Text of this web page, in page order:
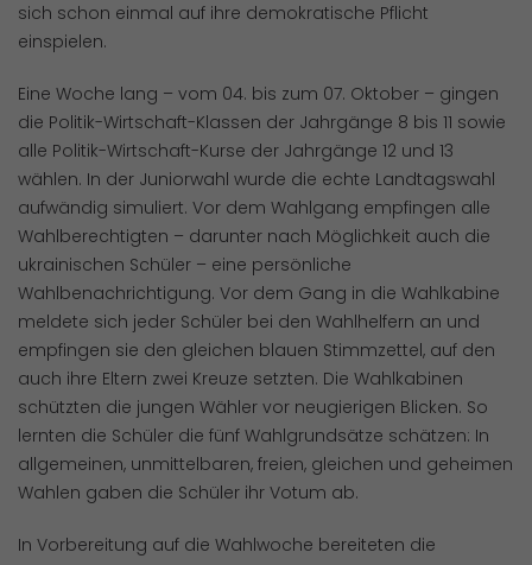
sich schon einmal auf ihre demokratische Pflicht
einspielen.
Eine Woche lang – vom 04. bis zum 07. Oktober – gingen
die Politik-Wirtschaft-Klassen der Jahrgänge 8 bis 11 sowie
alle Politik-Wirtschaft-Kurse der Jahrgänge 12 und 13
wählen. In der Juniorwahl wurde die echte Landtagswahl
aufwändig simuliert. Vor dem Wahlgang empfingen alle
Wahlberechtigten – darunter nach Möglichkeit auch die
ukrainischen Schüler – eine persönliche
Wahlbenachrichtigung. Vor dem Gang in die Wahlkabine
meldete sich jeder Schüler bei den Wahlhelfern an und
empfingen sie den gleichen blauen Stimmzettel, auf den
auch ihre Eltern zwei Kreuze setzten. Die Wahlkabinen
schützten die jungen Wähler vor neugierigen Blicken. So
lernten die Schüler die fünf Wahlgrundsätze schätzen: In
allgemeinen, unmittelbaren, freien, gleichen und geheimen
Wahlen gaben die Schüler ihr Votum ab.
In Vorbereitung auf die Wahlwoche bereiteten die